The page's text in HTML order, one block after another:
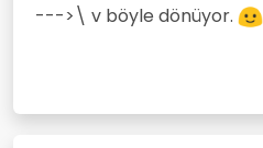
--->\ v böyle dönüyor.